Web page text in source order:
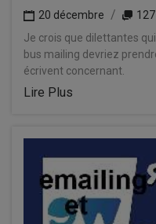
20 décembre
Je crois que dilettantes
bus mailing devriez
écrivent concernant.
Lire Plus